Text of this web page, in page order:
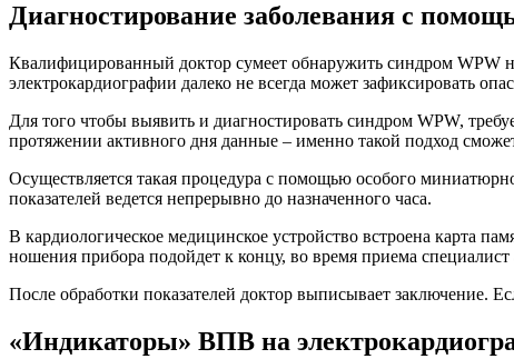
Диагностирование заболевания с
Квалифицированный доктор сумеет обнаружить синдром WPW
электрокардиографии далеко не всегда может зафиксировать
Для того чтобы выявить и диагностировать синдром WPW,
протяжении активного дня данные – именно такой подход
Осуществляется такая процедура с помощью особого
показателей ведется непрерывно до назначенного часа.
В кардиологическое медицинское устройство встроена карта
ношения прибора подойдет к концу, во время приема
После обработки показателей доктор выписывает заключение.
«Индикаторы» ВПВ на